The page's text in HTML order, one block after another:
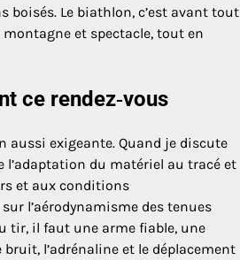
boisés. Le biathlon, c’est avant tout
et spectacle, tout en
ce rendez‑vous
aussi exigeante. Quand je discute
du matériel au tracé et
et aux conditions
l’aérodynamisme des tenues
tir, il faut une arme fiable, une
l’adrénaline et le déplacement